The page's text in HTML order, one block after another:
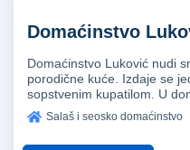
Domaćinstvo
Domaćinstvo Luković nudi
porodične kuće. Izdaje se
sopstvenim kupatilom. U
Salaš i seosko domaćinstvo